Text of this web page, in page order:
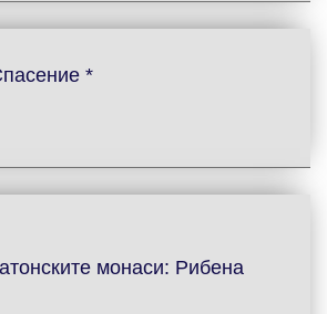
*
монаси: Рибена